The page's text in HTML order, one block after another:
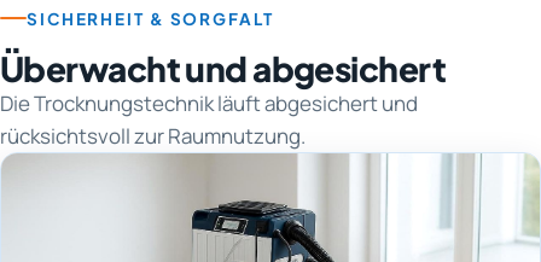
SICHERHEIT & SORGFALT
Überwacht und abgesichert
Die Trocknungstechnik läuft abgesichert und
rücksichtsvoll zur Raumnutzung.